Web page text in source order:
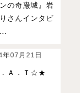
ンの奇巌城』岩
さんインタビ
年07月21日
Ａ．Ｔ☆★